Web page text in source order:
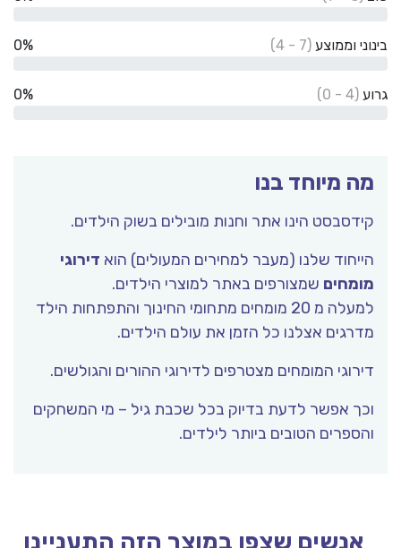
בינוני וממוצע (7 - 4)
0%
גרוע (4 - 0)
0%
מה מיוחד בנו
קידסבסט הינו אתר וחנות מובילים בשוק הילדים.
הייחוד שלנו (מעבר למחירים המעולים) הוא דירוגי
מומחים שמצורפים באתר למוצרי הילדים.
למעלה מ 20 מומחים מתחומי החינוך והתפתחות הילד
מדרגים אצלנו כל הזמן את עולם הילדים.
דירוגי המומחים מצטרפים לדירוגי ההורים והגולשים.
וכך אפשר לדעת בדיוק בכל שכבת גיל – מי המשחקים
והספרים הטובים ביותר לילדים.
אנשים שצפו במוצר הזה התעניינו